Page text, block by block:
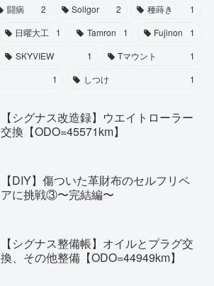
闘病 2 Soligor 2 種蒔き
1
日曜大工 1 Tamron 1 Fujinon
1
SKYVIEW 1 Tマウント
1
1 しつけ 1
【シグナス改造録】ウエイトローラー
交換【ODO=45571km】
【DIY】傷ついた革財布のセルフリペ
アに挑戦③〜完結編〜
【シグナス整備帳】オイルとプラグ交
換、その他整備【ODO=44949km】